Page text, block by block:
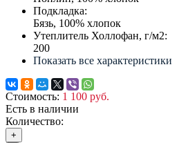
Подкладка:
Бязь, 100% хлопок
Утеплитель Холлофан, г/м2:
200
Показать все характеристики
Стоимость: 1 100 руб.
Есть в наличии
Количество:
+